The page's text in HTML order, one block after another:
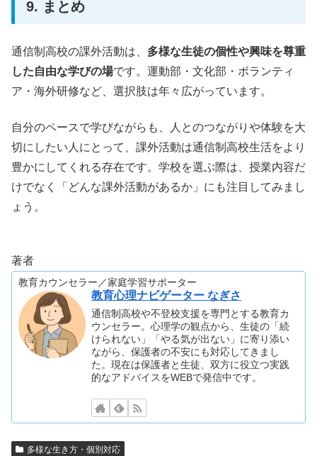
9. まとめ
通信制高校の課外活動は、 多様な生徒の個性や興味を尊重
した自由な学びの場です。運動部・文化部・ボランティ
ア・海外研修など、選択肢は年々広がっています。
自分のペースで学びながらも、人とのつながりや体験を大
切にしたい人にとって、課外活動は通信制高校生活をより
豊かにしてくれる存在です。学校を選ぶ際は、授業内容だ
けでなく「どんな課外活動があるか」にも注目してみまし
ょう。
著者
教育カウンセラー／家庭学習サポーター
教育心理ナビゲーター なぎさ
通信制高校や不登校支援を専門とする教育カ
ウンセラー。心理学の観点から、生徒の「続
けられない」「やる気が出ない」に寄り添い
ながら、保護者の不安にも対応してきまし
た。現在は保護者と生徒、双方に役立つ実践
的なアドバイスをWEBで発信中です。
多様な生き方・個別対応